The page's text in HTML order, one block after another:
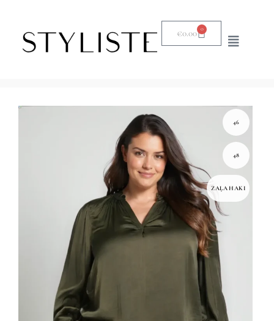
€0.00 0
46
48
ZAĻA HAKI